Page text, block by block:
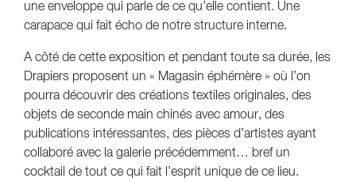
une enveloppe qui parle de ce qu’elle contient. Une
carapace qui fait écho de notre structure interne.
A côté de cette exposition et pendant toute sa durée, les
Drapiers proposent un « Magasin éphémère » où l’on
pourra découvrir des créations textiles originales, des
objets de seconde main chinés avec amour, des
publications intéressantes, des pièces d’artistes ayant
collaboré avec la galerie précédemment… bref un
cocktail de tout ce qui fait l’esprit unique de ce lieu.